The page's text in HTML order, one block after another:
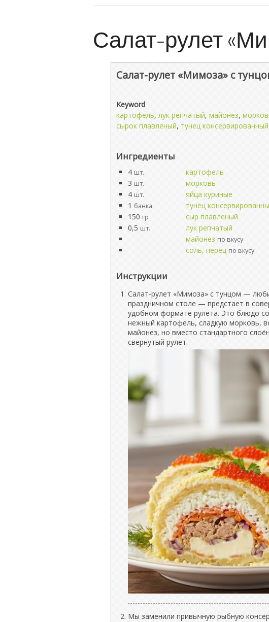
Салат-рулет
Салат-рулет «Мимоза» с
Keyword
картофель, лук репчатый, майонез,
сырок плавленый, тунец консервированный
Ингредиенты
4 шт.
картофель
3 шт.
морковь
4 шт.
яйца куриные
1 банка
тунец
150 гр
сыр плавленый
0,5 шт.
лук репчатый
майонез по вкусу
соль, перец по вкусу
Инструкции
Салат-рулет «Мимоза» с тунцом —
праздничном столе — предстает в
удобном формате рулета. Это блюдо
нежный картофель, сладкую морковь,
майонез, но вместо стандартного
свернутый рулет.
Мы заменили привычную рыбную